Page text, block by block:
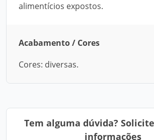
alimentícios expostos.
Acabamento / Cores
Cores: diversas.
Tem alguma dúvida?
informações